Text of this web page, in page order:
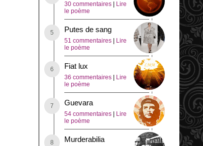
30 commentaires
Lire
le poème
Putes de sang
51 commentaires
Lire
le poème
Fiat lux
36 commentaires
Lire
le poème
Guevara
54 commentaires
Lire
le poème
Murderabilia